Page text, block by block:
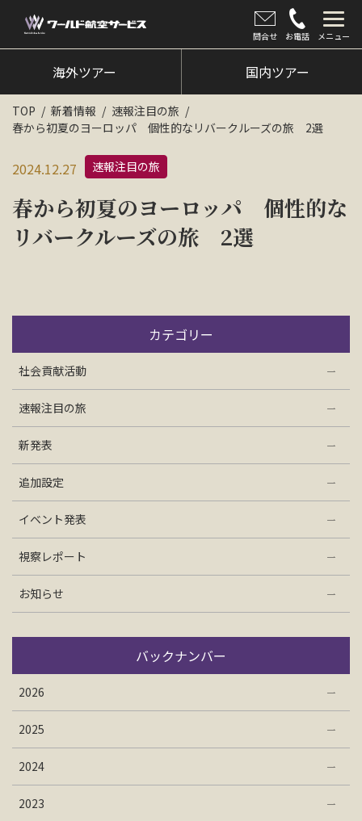
問合せ お電話 メニュー
海外ツアー
国内ツアー
クルーズツアー
ツアー催行状況
旅のひろば
イベント
会社情報
検索
海外ツアー 国内ツアー
TOP 新着情報
速報注目の旅
春から初夏のヨーロッパ 個性的なリバークルーズの旅 2選
2024.12.27 速報注目の旅
春から初夏のヨーロッパ 個性的な
リバークルーズの旅 2選
カテゴリー
社会貢献活動
速報注目の旅
新発表
追加設定
イベント発表
視察レポート
お知らせ
バックナンバー
2026
2025
2024
2023